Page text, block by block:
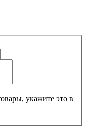
укажите это в